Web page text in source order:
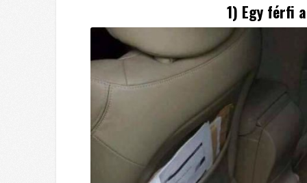
1) Egy férfi